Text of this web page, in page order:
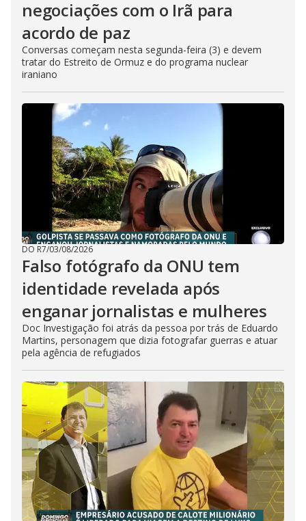
negociações com o Irã para
acordo de paz
Conversas começam nesta segunda-feira (3) e devem
tratar do Estreito de Ormuz e do programa nuclear
iraniano
DO R7/03/08/2026
Falso fotógrafo da ONU tem
identidade revelada após
enganar jornalistas e mulheres
Doc Investigação foi atrás da pessoa por trás de Eduardo
Martins, personagem que dizia fotografar guerras e atuar
pela agência de refugiados